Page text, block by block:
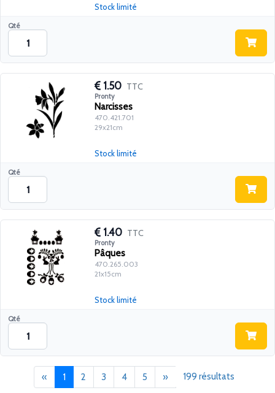
Qté
Stock limité
1.50 TTC
Pronty
Narcisses
470.421.701
29x21cm
Qté
Stock limité
1.40 TTC
Pronty
Pâques
470.265.003
21x15cm
Qté
Stock limité
«Précédent
1(current)
2 3 4 5 »Suivant199 résultats